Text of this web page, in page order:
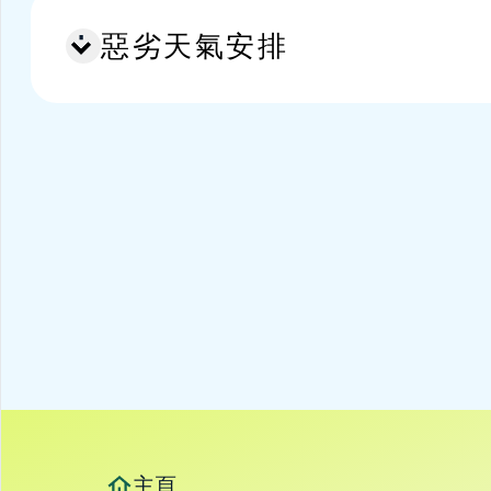
惡劣天氣安排
主頁